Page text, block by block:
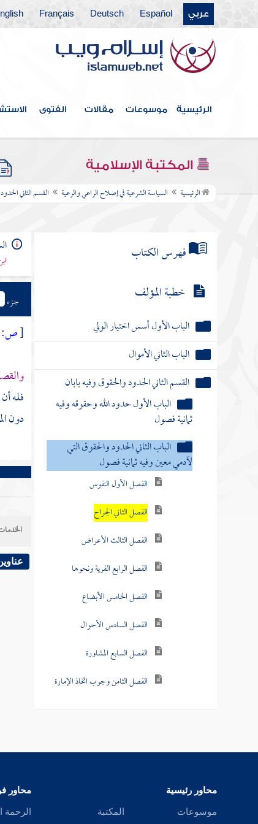
عربي Español
Deutsch
Français
الرئيسية موسوعات مقالات الفتوى
المكتبة الإسلامية
الرئيسية السياسة الشرعية في إصلاح الراعي والرعية القسم الثاني
فهرس الكتاب
خطبة المؤلف
الباب الأول أسس اختيار الولي
الباب الثاني الأموال
القسم الثاني الحدود والحقوق وفيه بابان
الباب الأول حدود الله وحقوقه وفيه
ثمانية فصول
الباب الثاني الحدود والحقوق التي
لآدمي معين وفيه ثمانية فصول
الفصل الأول النفوس
الفصل الثاني الجراح
الفصل الثالث الأعراض
الفصل الرابع الفرية ونحوها
الفصل الخامس الأبضاع
الفصل السادس الأحوال
الفصل السابع المشاورة
الفصل الثامن وجوب اتخاذ الإمارة
جزء
[ص:
فله
دون
محاور رئيسية
موسوعات المكتبة
محاور
الرحمة